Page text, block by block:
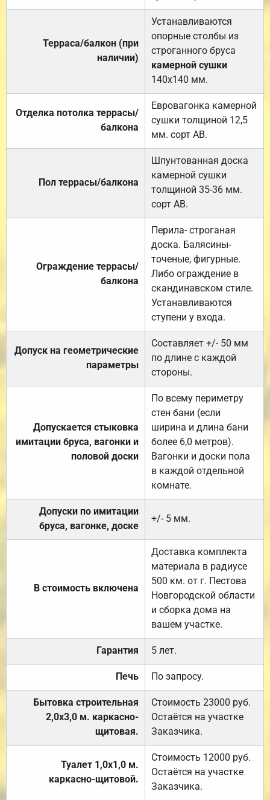
Терраса/балкон (при
наличии)
Устанавливаются
опорные столбы из
строганного бруса
камерной сушки
140х140 мм.
Отделка потолка террасы/
балкона
Евровагонка камерной
сушки толщиной 12,5
мм. сорт АВ.
Пол террасы/балкона
Шпунтованная доска
камерной сушки
толщиной 35-36 мм.
сорт АВ.
Ограждение террасы/
балкона
Перила- строганая
доска. Балясины-
точеные, фигурные.
Либо ограждение в
скандинавском стиле.
Устанавливаются
ступени у входа.
Допуск на геометрические
параметры
Составляет +/- 50 мм
по длине с каждой
стороны.
Допускается стыковка
имитации бруса, вагонки и
половой доски
По всему периметру
стен бани (если
ширина и длина бани
более 6,0 метров).
Вагонки и доски пола
в каждой отдельной
комнате.
Допуски по имитации
бруса, вагонке, доске
+/- 5 мм.
В стоимость включена
Доставка комплекта
материала в радиусе
500 км. от г. Пестова
Новгородской области
и сборка дома на
вашем участке.
Гарантия 5 лет.
Печь По запросу.
Бытовка строительная
2,0х3,0 м. каркасно-
щитовая.
Стоимость 23000 руб.
Остаётся на участке
Заказчика.
Туалет 1,0х1,0 м.
каркасно-щитовой.
Стоимость 12000 руб.
Остаётся на участке
Заказчика.